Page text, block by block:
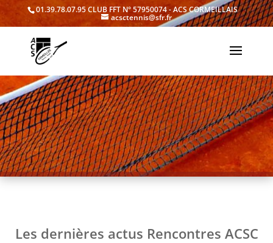
01.39.78.07.95CLUB FFT N° 57950074 - ACS CORMEILLAIS
acsctennis@sfr.fr
Les dernières actus Rencontres ACSC